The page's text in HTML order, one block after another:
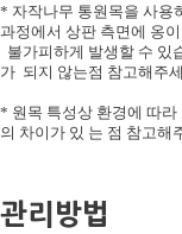
* 자작나무 통원목을 사용
과정에서 상판 측면에 옹
불가피하게 발생할 수 있
가 되지 않는점 참고해주세
* 원목 특성상 환경에 따
의 차이가 있 는 점 참고해
관리방법